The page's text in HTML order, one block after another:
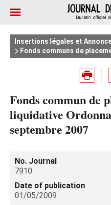
Insertions légales et
Fonds communs de
Fonds commun de
liquidative
septembre 2007
No. Journal
7910
Date of publication
01/05/2009